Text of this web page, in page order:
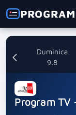
Duminica
9.8
Program TV